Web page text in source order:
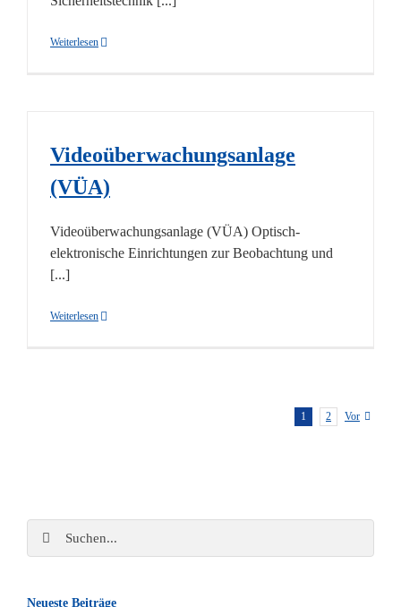
Weiterlesen
Videoüberwachungsanlage
(VÜA)
Videoüberwachungsanlage (VÜA) Optisch-
elektronische Einrichtungen zur Beobachtung und
[...]
Weiterlesen
1 2 Vor
Neueste Beiträge